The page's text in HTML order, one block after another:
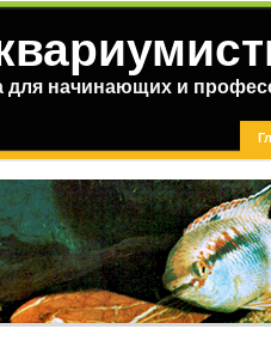
для начинающих и